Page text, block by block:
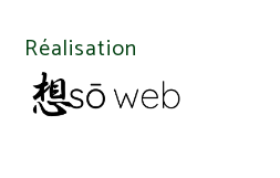
Réalisation